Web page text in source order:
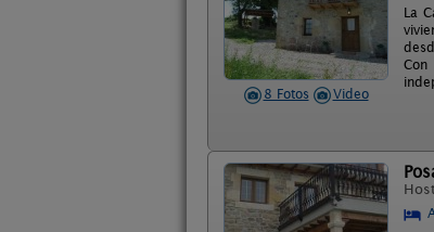
8 Fotos Video
La